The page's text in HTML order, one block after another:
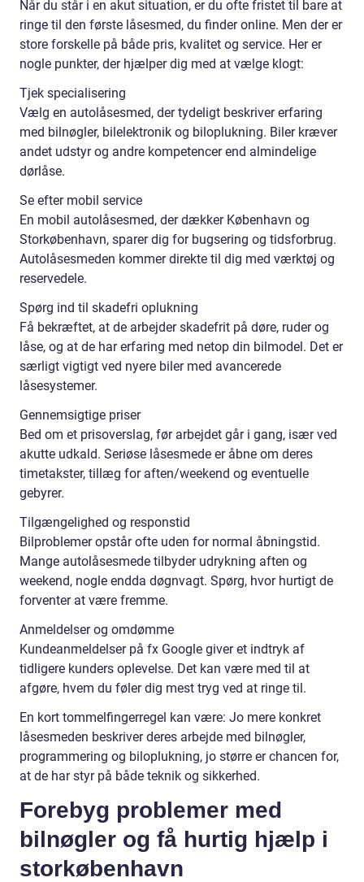
Når du står i en akut situation, er du ofte fristet til bare at
ringe til den første låsesmed, du finder online. Men der er
store forskelle på både pris, kvalitet og service. Her er
nogle punkter, der hjælper dig med at vælge klogt:
Tjek specialisering
Vælg en autolåsesmed, der tydeligt beskriver erfaring
med bilnøgler, bilelektronik og biloplukning. Biler kræver
andet udstyr og andre kompetencer end almindelige
dørlåse.
Se efter mobil service
En mobil autolåsesmed, der dækker København og
Storkøbenhavn, sparer dig for bugsering og tidsforbrug.
Autolåsesmeden kommer direkte til dig med værktøj og
reservedele.
Spørg ind til skadefri oplukning
Få bekræftet, at de arbejder skadefrit på døre, ruder og
låse, og at de har erfaring med netop din bilmodel. Det er
særligt vigtigt ved nyere biler med avancerede
låsesystemer.
Gennemsigtige priser
Bed om et prisoverslag, før arbejdet går i gang, især ved
akutte udkald. Seriøse låsesmede er åbne om deres
timetakster, tillæg for aften/weekend og eventuelle
gebyrer.
Tilgængelighed og responstid
Bilproblemer opstår ofte uden for normal åbningstid.
Mange autolåsesmede tilbyder udrykning aften og
weekend, nogle endda døgnvagt. Spørg, hvor hurtigt de
forventer at være fremme.
Anmeldelser og omdømme
Kundeanmeldelser på fx Google giver et indtryk af
tidligere kunders oplevelse. Det kan være med til at
afgøre, hvem du føler dig mest tryg ved at ringe til.
En kort tommelfingerregel kan være: Jo mere konkret
låsesmeden beskriver deres arbejde med bilnøgler,
programmering og biloplukning, jo større er chancen for,
at de har styr på både teknik og sikkerhed.
Forebyg problemer med
bilnøgler og få hurtig hjælp i
storkøbenhavn